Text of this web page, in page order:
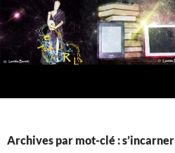
Aller
au
contenu
Archives par mot-clé : s’incarner